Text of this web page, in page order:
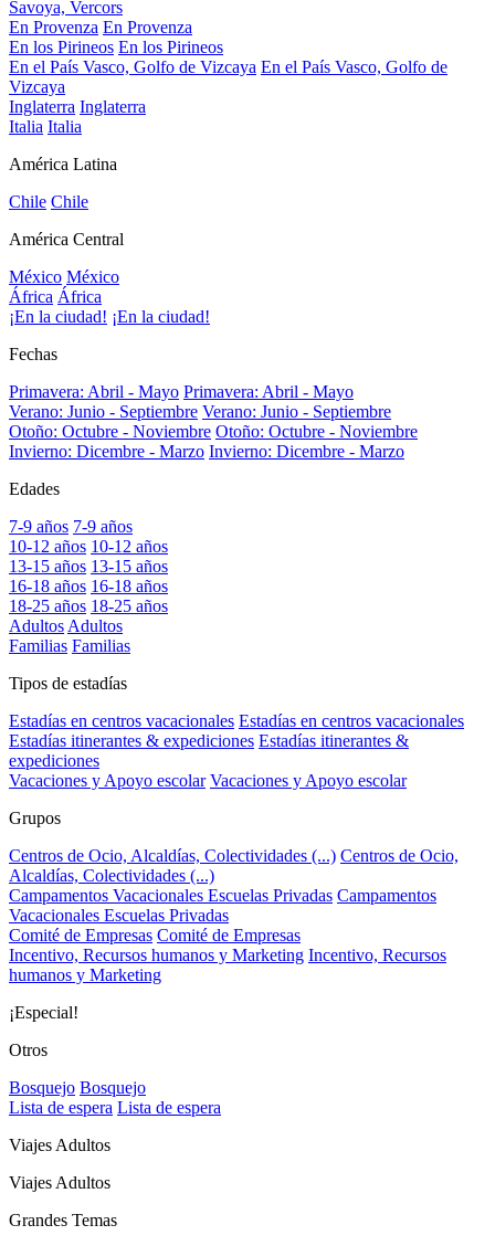
Savoya, Vercors
En Provenza En Provenza
En los Pirineos En los Pirineos
En el País Vasco, Golfo de Vizcaya En el País Vasco, Golfo de
Vizcaya
Inglaterra Inglaterra
Italia Italia
América Latina
Chile Chile
América Central
México México
África África
¡En la ciudad! ¡En la ciudad!
Fechas
Primavera: Abril - Mayo Primavera: Abril - Mayo
Verano: Junio - Septiembre Verano: Junio - Septiembre
Otoño: Octubre - Noviembre Otoño: Octubre - Noviembre
Invierno: Dicembre - Marzo Invierno: Dicembre - Marzo
Edades
7-9 años 7-9 años
10-12 años 10-12 años
13-15 años 13-15 años
16-18 años 16-18 años
18-25 años 18-25 años
Adultos Adultos
Familias Familias
Tipos de estadías
Estadías en centros vacacionales Estadías en centros vacacionales
Estadías itinerantes & expediciones Estadías itinerantes &
expediciones
Vacaciones y Apoyo escolar Vacaciones y Apoyo escolar
Grupos
Centros de Ocio, Alcaldías, Colectividades (...) Centros de Ocio,
Alcaldías, Colectividades (...)
Campamentos Vacacionales Escuelas Privadas Campamentos
Vacacionales Escuelas Privadas
Comité de Empresas Comité de Empresas
Incentivo, Recursos humanos y Marketing Incentivo, Recursos
humanos y Marketing
¡Especial!
Otros
Bosquejo Bosquejo
Lista de espera Lista de espera
Viajes Adultos
Viajes Adultos
Grandes Temas